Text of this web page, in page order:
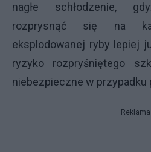
nagłe schłodzenie,
rozprysnąć się na
eksplodowanej ryby lepiej
ryzyko rozpryśniętego
niebezpieczne w przypadku
Reklama